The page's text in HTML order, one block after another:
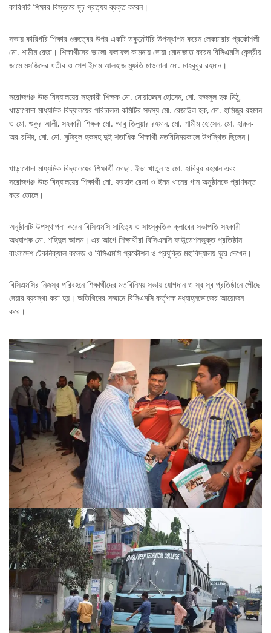
কারিগরি শিক্ষার বিস্তারে দৃঢ় প্রত্যয় ব্যক্ত করেন।
সভায় কারিগরি শিক্ষার গুরুত্বের উপর একটি ডকুমেন্টারি উপস্থাপন করেন লেকচারার প্রকৌশলী
মো. শামীম রেজা। শিক্ষার্থীদের ভালো ফলাফল কামনায় দোয়া মোনাজাত করেন বিসিএমসি কেন্দ্রীয়
জামে মসজিদের খতীব ও পেশ ইমাম আলহাজ মুফতি মাওলানা মো. মাহবুবুর রহমান।
সরোজগঞ্জ উচ্চ বিদ্যালয়ের সহকারী শিক্ষক মো. মোয়াজ্জেম হোসেন, মো. ফজলুল হক মিঠু,
খাড়াগোদা মাধ্যমিক বিদ্যালয়ের পরিচালনা কমিটির সদস্য মো. রেজাউল হক, মো. হামিজুর রহমান
ও মো. শুকুর আলী, সহকারী শিক্ষক মো. আবু তিলুয়ার রহমান, মো. শামীম হোসেন, মো. হারুন-
অর-রশিদ, মো. মো. মুজিবুল হকসহ দুই শতাধিক শিক্ষার্থী মতবিনিময়কালে উপস্থিত ছিলেন।
খাড়াগোদা মাধ্যমিক বিদ্যালয়ের শিক্ষার্থী মোছা. ইভা খাতুন ও মো. হাবিবুর রহমান এবং
সরোজগঞ্জ উচ্চ বিদ্যালয়ের শিক্ষার্থী মো. ফরহাদ রেজা ও ইমন খানের গান অনুষ্ঠানকে প্রাণবন্ত
করে তোলে।
অনুষ্ঠানটি উপস্থাপনা করেন বিসিএমসি সাহিত্য ও সাংস্কৃতিক ক্লাবের সভাপতি সহকারী
অধ্যাপক মো. শহিদুল আলম। এর আগে শিক্ষার্থীরা বিসিএমসি ফাউন্ডেশনভুক্ত প্রতিষ্ঠান
বাংলাদেশ টেকনিক্যাল কলেজ ও বিসিএমসি প্রকৌশল ও প্রযুক্তি মহাবিদ্যালয় ঘুরে দেখেন।
বিসিএমসির নিজস্ব পরিবহনে শিক্ষার্থীদের মতবিনিময় সভায় যোগদান ও স্ব স্ব প্রতিষ্ঠানে পৌঁছে
দেয়ার ব্যবস্থা করা হয়। অতিথিদের সম্মানে বিসিএমসি কর্তৃপক্ষ মধ্যাহ্নভোজের আয়োজন
করে।